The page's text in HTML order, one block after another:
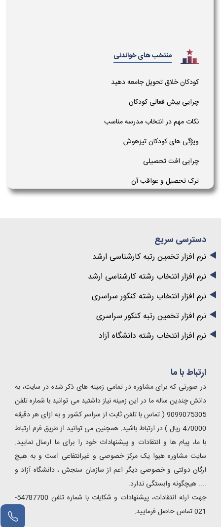
منتخب های خواندنی
کودکان خلاق تحویل جامعه دهید
چرایی بیش فعالی کودکان
نکات مهم در انتخاب مدرسه مناسب
ویژگی های کودکان تیزهوش
چرایی افت تحصیلی
ترک تحصیل و عواقب آن
دسترسی سریع
نرم افزار تخمین رتبه کارشناسی ارشد
نرم افزار انتخاب رشته کارشناسی ارشد
نرم افزار انتخاب رشته کنکور سراسری
نرم افزار تخمین رتبه کنکور سراسری
نرم افزار انتخاب رشته دانشگاه آزاد
ارتباط با ما
در صورتی که برای مشاوره در تمامی زمینه های ذکر شده در سایت، به
دانش چندین ساله ما در این زمینه نیاز داشتید می توانید با شماره تلفن
9099075305 ( تماس با تلفن ثابت از سراسر کشور و به ازای هر دقیقه
470000 ریال ) در ارتباط باشید. همچنین می توانید از طریق فرم ارتباط
با ما، پیام ها و انتقادات و پیشنهادات خود را برای ما ارسال نمایید.
سایت مشاوره هیوا یک مرکز خصوصی و غیرانتفاعی است و به هیچ
ارگان دولتی و خصوصی دیگر اعم از سازمان سنجش ، دانشگاه آزاد و
.... هیچگونه وابستگی ندارد.
جهت ارئه انتقادات، پیشنهادات و شکایات با شماره تلفن 54787700-
021 تماس حاصل فرمایید.